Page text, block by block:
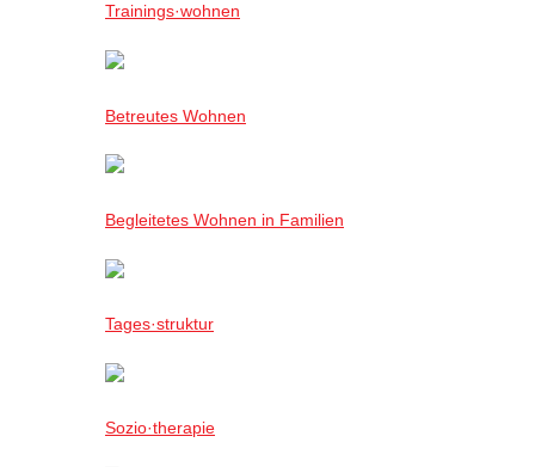
Trainings·wohnen
Betreutes Wohnen
Begleitetes Wohnen in Familien
Tages·struktur
Sozio·therapie